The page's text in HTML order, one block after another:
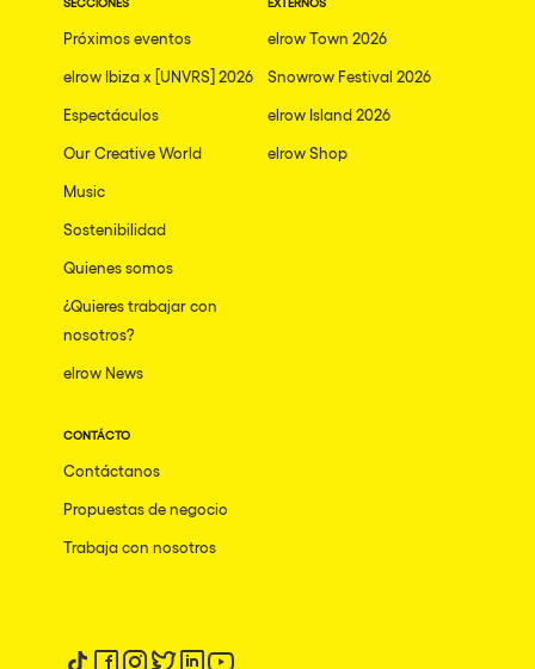
Próximos eventos
elrow Ibiza x [UNVRS] 2026
Espectáculos
Our Creative World
Music
Sostenibilidad
Quienes somos
¿Quieres trabajar con
nosotros?
elrow News
elrow Town 2026
Snowrow Festival 2026
elrow Island 2026
elrow Shop
CONTÁCTO
Contáctanos
Propuestas de negocio
Trabaja con nosotros
Síguenos en tiktok
Síguenos en facebook
Síguenos en instagram
Síguenos en twitter
Síguenos en linkedin
Síguenos en youtube